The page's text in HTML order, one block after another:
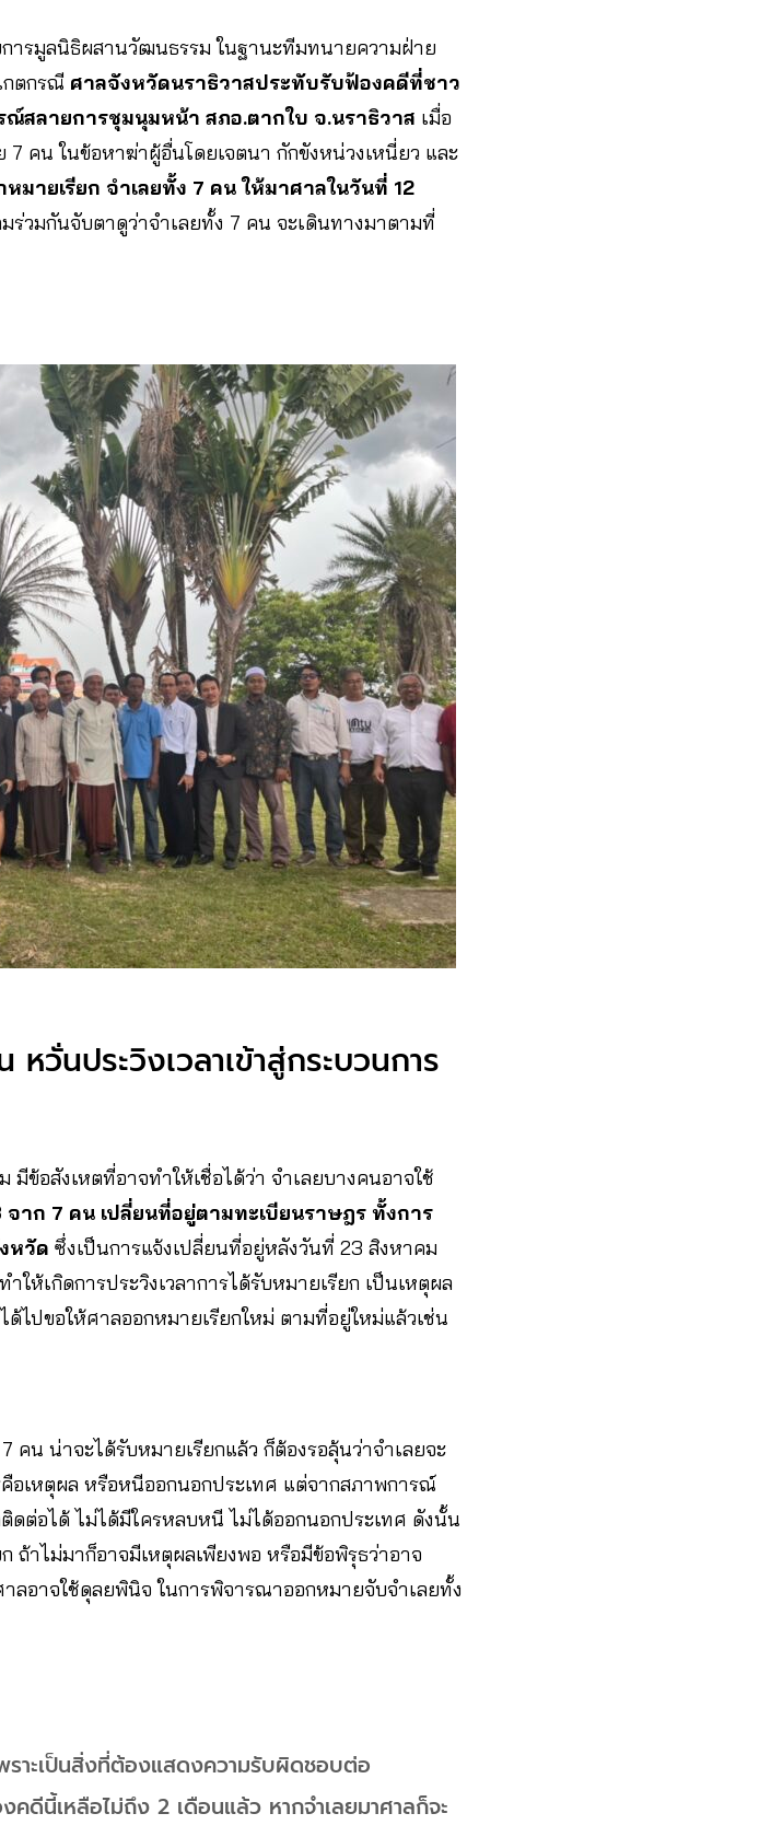
ารมูลนิธิผสานวัฒนธรรม ในฐานะทีมทนายความฝ่าย
กตกรณี ศาลจังหวัดนราธิวาสประทับรับฟ้องคดีที่ชาว
สลายการชุมนุมหน้า สภอ.ตากใบ จ.นราธิวาส เมื่อ
คน ในข้อหาฆ่าผู้อื่นโดยเจตนา กักขังหน่วงเหนี่ยว และ
หมายเรียก จำเลยทั้ง 7 คน ให้มาศาลในวันที่ 12
ร่วมกันจับตาดูว่าจำเลยทั้ง 7 คน จะเดินทางมาตามที่
วั่นประวิงเวลาเข้าสู่กระบวนการ
ข้อสังเหตที่อาจทำให้เชื่อได้ว่า จำเลยบางคนอาจใช้
จาก 7 คน เปลี่ยนที่อยู่ตามทะเบียนราษฎร ทั้งการ
หวัด ซึ่งเป็นการแจ้งเปลี่ยนที่อยู่หลังวันที่ 23 สิงหาคม
ห้เกิดการประวิงเวลาการได้รับหมายเรียก เป็นเหตุผล
ไปขอให้ศาลออกหมายเรียกใหม่ ตามที่อยู่ใหม่แล้วเช่น
น น่าจะได้รับหมายเรียกแล้ว ก็ต้องรอลุ้นว่าจำเลยจะ
อเหตุผล หรือหนีออกนอกประเทศ แต่จากสภาพการณ์
ดต่อได้ ไม่ได้มีใครหลบหนี ไม่ได้ออกนอกประเทศ ดังนั้น
ถ้าไม่มาก็อาจมีเหตุผลเพียงพอ หรือมีข้อพิรุธว่าอาจ
อาจใช้ดุลยพินิจ ในการพิจารณาออกหมายจับจำเลยทั้ง
ราะเป็นสิ่งที่ต้องแสดงความรับผิดชอบต่อ
คดีนี้เหลือไม่ถึง 2 เดือนแล้ว หากจำเลยมาศาลก็จะ